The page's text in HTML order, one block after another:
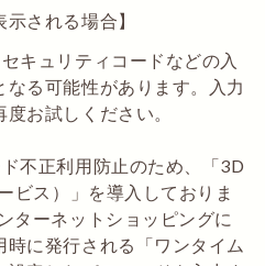
される場合】
キュリティコードなどの入
る可能性があります。入力
お試しください。
不正利用防止のため、「3D
ビス）」を導入しておりま
ターネットショッピングに
に発行される「ワンタイム